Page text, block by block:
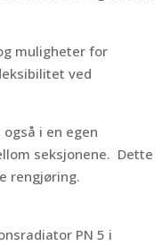
muligheter for
ved
i en egen
seksjonene. Dette
rengjøring.
PN 5 i